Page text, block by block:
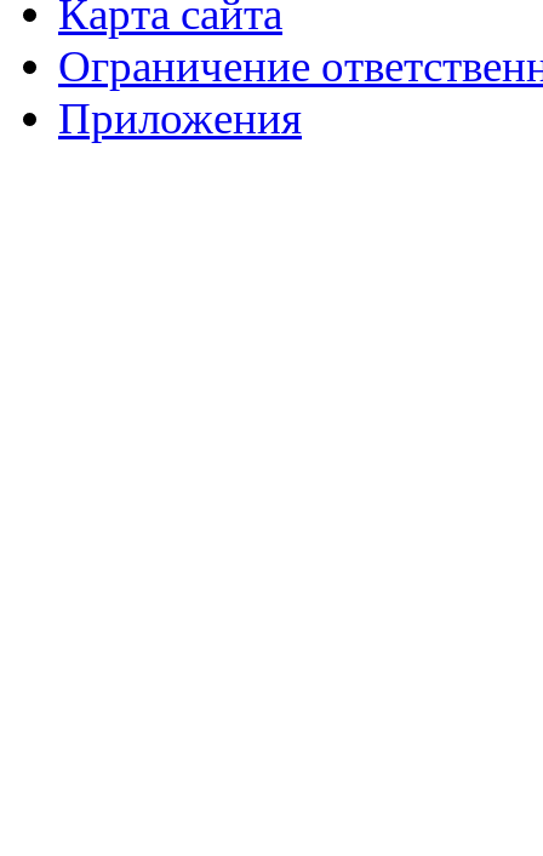
Карта сайта
Ограничение
Приложения